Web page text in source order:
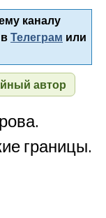
каналу
Телеграм или
автор
границы.